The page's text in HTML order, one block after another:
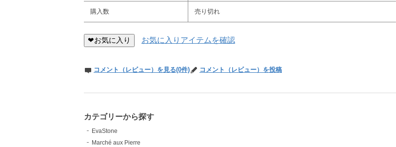
購入数 売り切れ
❤お気に入り お気に入りアイテムを確認
コメント（レビュー）を見る(0件) コメント（レビュー）を投稿
カテゴリーから探す
EvaStone
Marché aux Pierre